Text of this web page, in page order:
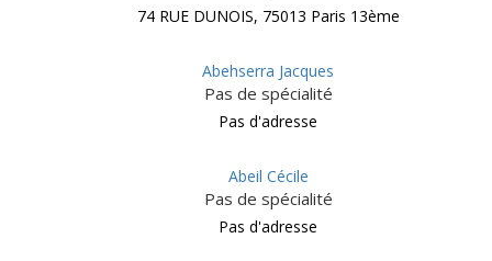
74 RUE DUNOIS, 75013 Paris 13ème
Abehserra Jacques
Pas de spécialité
Pas d'adresse
Abeil Cécile
Pas de spécialité
Pas d'adresse